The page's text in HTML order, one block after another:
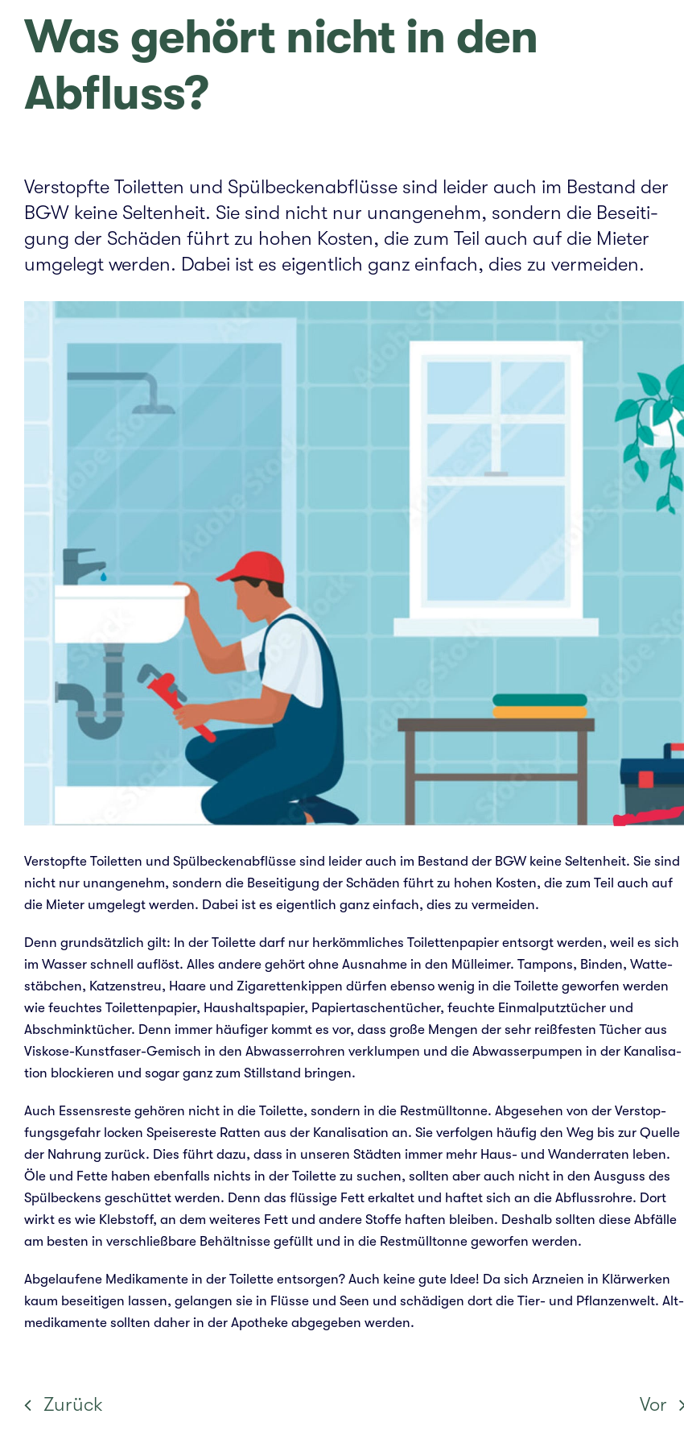
Was gehört nicht in den
Abfluss?
Ver­stopf­te Toi­let­ten und Spülbeckenabflüsse sind leider auch im Bestand der
BGW keine Sel­ten­heit. Sie sind nicht nur unan­ge­nehm, son­dern die Besei­ti­
gung der Schä­den führt zu hohen Kosten, die zum Teil auch auf die Mieter
umge­legt werden. Dabei ist es eigent­lich ganz ein­fach, dies zu ver­mei­den.
Ver­stopf­te Toi­let­ten und Spülbeckenabflüsse sind leider auch im Bestand der BGW keine Sel­ten­heit. Sie sind
nicht nur unan­ge­nehm, son­dern die Besei­ti­gung der Schä­den führt zu hohen Kosten, die zum Teil auch auf
die Mieter umge­legt werden. Dabei ist es eigent­lich ganz ein­fach, dies zu ver­mei­den.
Denn grund­sätz­lich gilt: In der Toi­let­te darf nur her­kömm­li­ches Toi­let­ten­pa­pier ent­sorgt werden, weil es sich
im Wasser schnell auf­löst. Alles andere gehört ohne Aus­nah­me in den Mülleimer. Tam­pons, Binden, Wat­te­
stäb­chen, Kat­zen­streu, Haare und Ziga­ret­ten­kip­pen dürfen ebenso wenig in die Toi­let­te gewor­fen werden
wie feuch­tes Toi­let­ten­pa­pier, Haus­halts­pa­pier, Papiertaschentücher, feuch­te Einmalputztücher und
Abschminktücher. Denn immer häu­fi­ger kommt es vor, dass große Mengen der sehr reiß­fes­ten Tücher aus
Vis­­ko­­se-Kunst­­­fa­­ser-Gemisch in den Abwas­ser­roh­ren ver­klum­pen und die Abwas­ser­pum­pen in der Kana­li­sa­
ti­on blo­ckie­ren und sogar ganz zum Still­stand brin­gen.
Auch Essens­res­te gehö­ren nicht in die Toi­let­te, son­dern in die Restmülltonne. Abge­se­hen von der Ver­stop­
fungs­ge­fahr locken Spei­se­res­te Ratten aus der Kana­li­sa­ti­on an. Sie ver­fol­gen häufig den Weg bis zur Quelle
der Nah­rung zurück. Dies führt dazu, dass in unse­ren Städ­ten immer mehr Haus- und Wan­der­ra­ten leben.
Öle und Fette haben eben­falls nichts in der Toi­let­te zu suchen, soll­ten aber auch nicht in den Aus­guss des
Spülbeckens geschüttet werden. Denn das flüssige Fett erkal­tet und haftet sich an die Abfluss­roh­re. Dort
wirkt es wie Kleb­stoff, an dem wei­te­res Fett und andere Stoffe haften blei­ben. Des­halb soll­ten diese Abfäl­le
am besten in ver­schließ­ba­re Behält­nis­se gefüllt und in die Restmülltonne gewor­fen werden.
Abge­lau­fe­ne Medi­ka­men­te in der Toi­let­te ent­sor­gen? Auch keine gute Idee! Da sich Arz­nei­en in Klär­wer­ken
kaum besei­ti­gen lassen, gelan­gen sie in Flüsse und Seen und schä­di­gen dort die Tier- und Pflan­zen­welt. Alt­
me­di­ka­men­te soll­ten daher in der Apo­the­ke abge­ge­ben werden.
Zurück Vor